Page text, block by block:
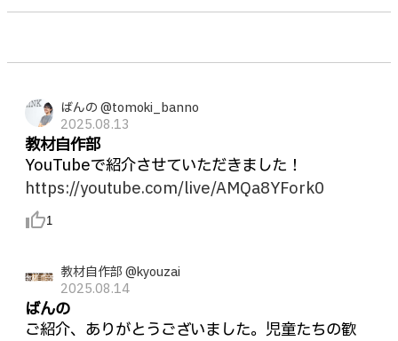
ばんの @tomoki_banno
2025.08.13
教材自作部
YouTubeで紹介させていただきました！
https://youtube.com/live/AMQa8YFork0
thumb_up_alt1
教材自作部 @kyouzai
2025.08.14
ばんの
ご紹介、ありがとうございました。児童たちの歓